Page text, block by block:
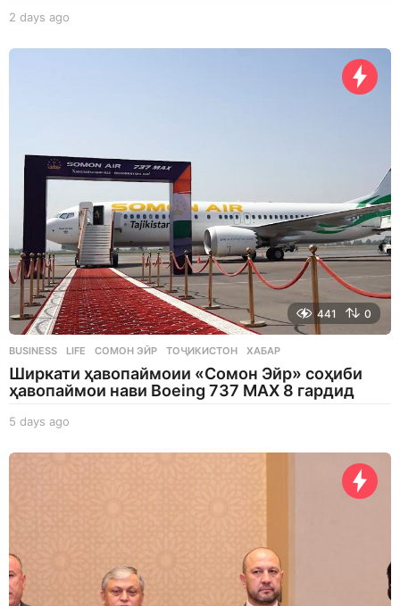
2 days ago
a
441 0
BUSINESS ,LIFE СОМОН ЭЙР ,ТОҶИКИСТОН ,ХАБАР
Ширкати ҳавопаймоии «Сомон Эйр» соҳиби
ҳавопаймои нави Boeing 737 MAX 8 гардид
5 days ago
a